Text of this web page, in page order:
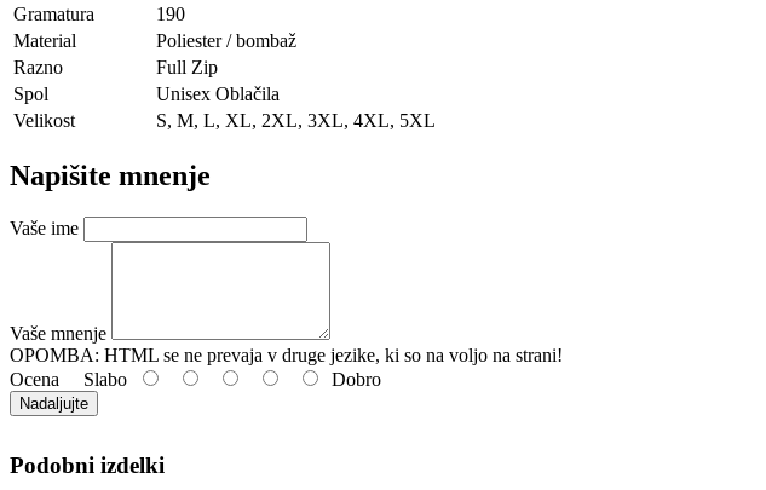
Gramatura
190
Material
Poliester / bombaž
Razno
Full Zip
Spol
Unisex Oblačila
Velikost
S, M, L, XL, 2XL, 3XL, 4XL, 5XL
Napišite mnenje
Vaše ime
Vaše mnenje
OPOMBA: HTML se ne prevaja v druge jezike, ki so na voljo na strani!
Ocena Slabo Dobro
Nadaljujte
Podobni izdelki